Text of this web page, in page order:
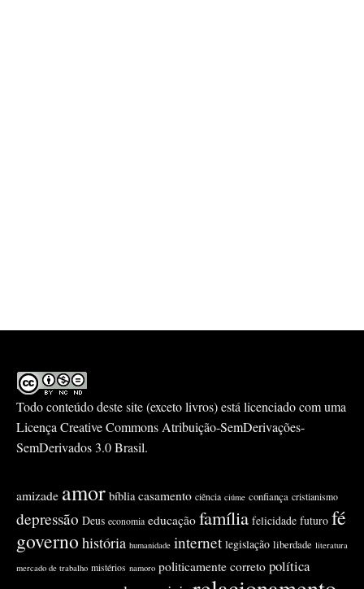
Todo conteúdo deste site (exceto livros) está licenciado com uma
LicençaCreative Commons Atribuição-SemDerivações-
SemDerivados 3.0 Brasil.
amizade amor bíblia casamento ciência ciúme confiança cristianismo
depressão Deus economia educação família felicidade futuro fé
governo história humanidade internet legislação liberdade literatura
mercado de trabalho mistérios namoro politicamente correto política